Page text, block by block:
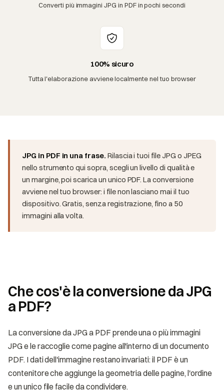
Converti più immagini JPG in PDF in pochi secondi
100% sicuro
Tutta l'elaborazione avviene localmente nel tuo browser
JPG in PDF in una frase. Rilascia i tuoi file JPG o JPEG
nello strumento qui sopra, scegli un livello di qualità e
un margine, poi scarica un unico PDF. La conversione
avviene nel tuo browser: i file non lasciano mai il tuo
dispositivo. Gratis, senza registrazione, fino a 50
immagini alla volta.
Che cos'è la conversione da JPG
a PDF?
La conversione da JPG a PDF prende una o più immagini
JPG e le raccoglie come pagine all'interno di un documento
PDF. I dati dell'immagine restano invariati: il PDF è un
contenitore che aggiunge la geometria delle pagine, l'ordine
e un unico file facile da condividere.